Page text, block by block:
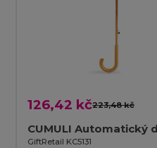
126,42 kč223,48 kč
CUMULI Automatický
GiftRetail KC5131